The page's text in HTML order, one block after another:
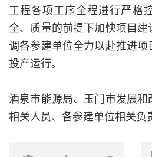
工程各项工序全程进行严格
全、质量的前提下加快项目
调各参建单位全力以赴推进
投产运行。
酒泉市能源局、玉门市发展
相关人员、各参建单位相关负